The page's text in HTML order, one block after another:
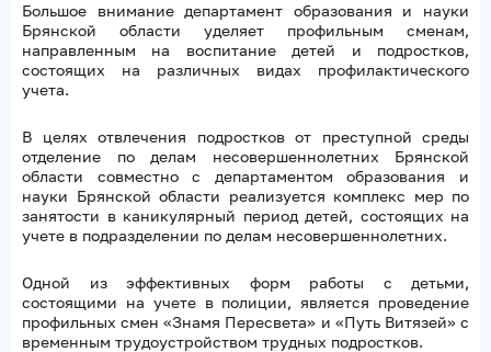
Большое внимание департамент образования и науки
Брянской области уделяет профильным сменам,
направленным на воспитание детей и подростков,
состоящих на различных видах профилактического
учета.
В целях отвлечения подростков от преступной среды
отделение по делам несовершеннолетних Брянской
области совместно с департаментом образования и
науки Брянской области реализуется комплекс мер по
занятости в каникулярный период детей, состоящих на
учете в подразделении по делам несовершеннолетних.
Одной из эффективных форм работы с детьми,
состоящими на учете в полиции, является проведение
профильных смен «Знамя Пересвета» и «Путь Витязей» с
временным трудоустройством трудных подростков.